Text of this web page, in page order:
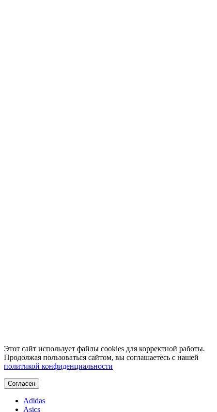
Этот сайт использует файлы cookies для корректной работы.
Продолжая пользоваться сайтом, вы соглашаетесь с нашей
политикой конфиденциальности
Согласен
Adidas
Asics